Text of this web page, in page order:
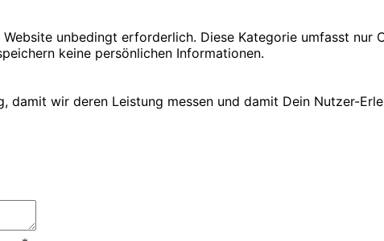
unbedingt erforderlich. Diese Kategorie umfasst nur
keine persönlichen Informationen.
wir deren Leistung messen und damit Dein Nutzer-